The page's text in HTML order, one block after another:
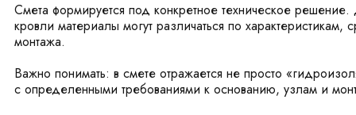
Смета формируется под конкретное техническое
кровли материалы могут различаться по характеристикам,
монтажа.
Важно понимать: в смете отражается не просто
с определенными требованиями к основанию, узлам и